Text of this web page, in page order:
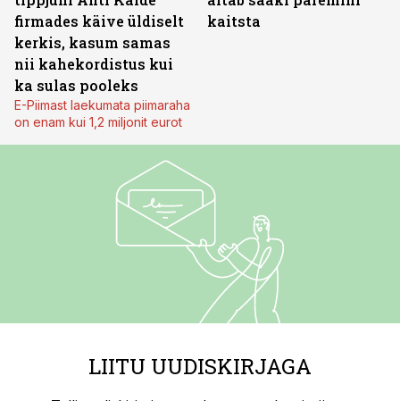
firmades käive üldiselt
kerkis, kasum samas
nii kahekordistus kui
ka sulas pooleks
E-Piimast laekumata piimaraha
on enam kui 1,2 miljonit eurot
kaitsta
LIITU UUDISKIRJAGA